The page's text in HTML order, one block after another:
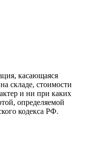
касающаяся
складе, стоимости
и ни при каких
определяемой
кодекса РФ.